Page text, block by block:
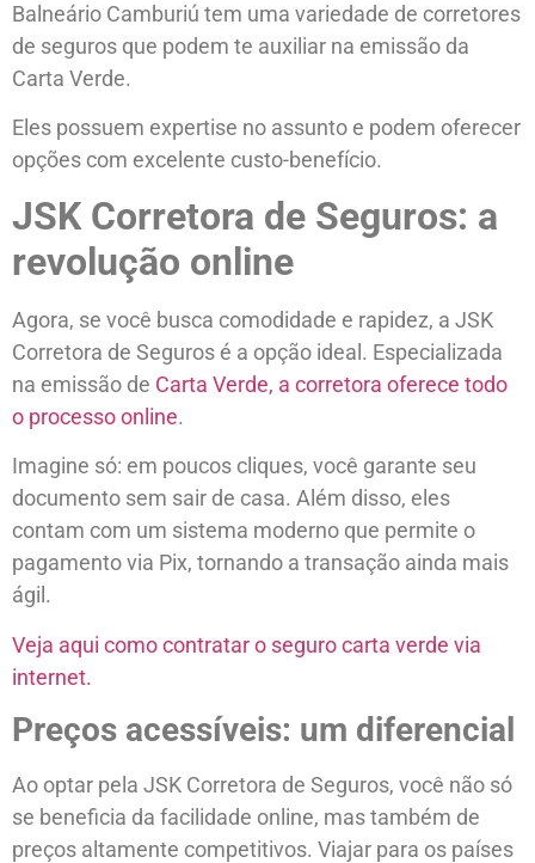
Balneário Camburiú tem uma variedade de corretores
de seguros que podem te auxiliar na emissão da
Carta Verde.
Eles possuem expertise no assunto e podem oferecer
opções com excelente custo-benefício.
JSK Corretora de Seguros: a
revolução online
Agora, se você busca comodidade e rapidez, a JSK
Corretora de Seguros é a opção ideal. Especializada
na emissão de Carta Verde, a corretora oferece todo
o processo online.
Imagine só: em poucos cliques, você garante seu
documento sem sair de casa. Além disso, eles
contam com um sistema moderno que permite o
pagamento via Pix, tornando a transação ainda mais
ágil.
Veja aqui como contratar o seguro carta verde via
internet.
Preços acessíveis: um diferencial
Ao optar pela JSK Corretora de Seguros, você não só
se beneficia da facilidade online, mas também de
preços altamente competitivos. Viajar para os países